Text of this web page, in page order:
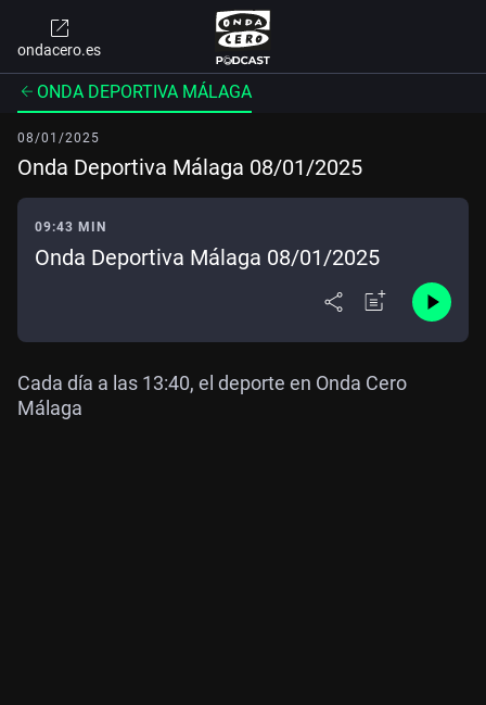
ondacero.es
ONDA DEPORTIVA MÁLAGA
08/01/2025
Onda Deportiva Málaga 08/01/2025
09:43 MIN
Onda Deportiva Málaga 08/01/2025
Cada día a las 13:40, el deporte en Onda Cero
Málaga